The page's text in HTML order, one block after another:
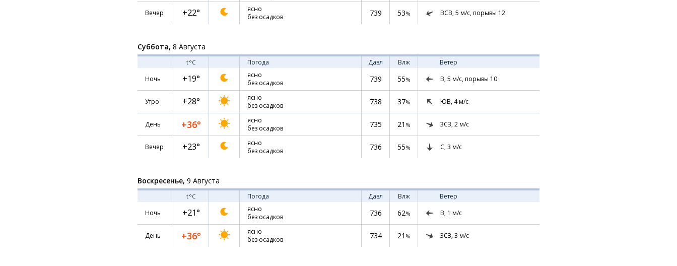
Вечер +22°
ясно
без осадков
739 53% ВСВ, 5 м/с, порывы 12
Суббота, 8 Августа
t°C Погода Давл Влж
Ветер
Ночь
+19°
ясно
без осадков
739 55% В, 5 м/с, порывы 10
Утро +28°
ясно
без осадков
738 37% ЮВ, 4м/с
День +36°
ясно
без осадков
735 21 % ЗСЗ, 2м/с
Вечер +23°
ясно
без осадков
736 55% С, 3 м/с
Воскресенье, 9 Августа
t°C Погода Давл Влж
Ветер
Ночь
+21°
ясно
без осадков
736 62% В, 1 м/с
День +36°
ясно
без осадков
734 21 % ЗСЗ, 3 м/с